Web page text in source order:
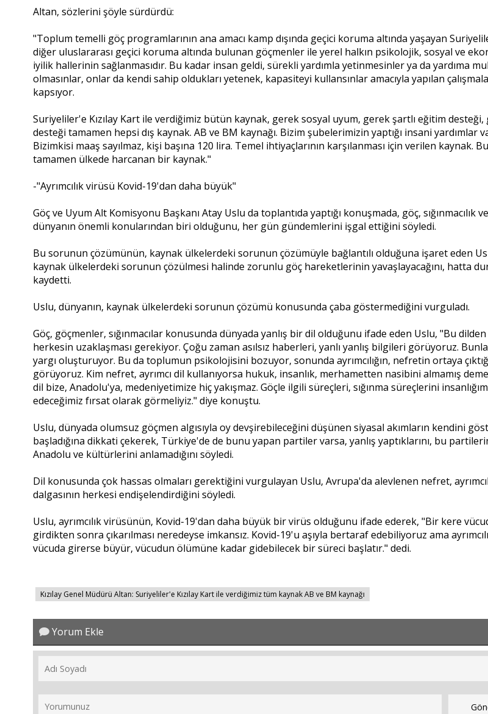
Altan, sözlerini şöyle sürdürdü:
"Toplum temelli göç programlarının ana amacı kamp dışında geçici koruma altında yaşayan
diğer uluslararası geçici koruma altında bulunan göçmenler ile yerel halkın psikolojik, sosyal ve
iyilik hallerinin sağlanmasıdır. Bu kadar insan geldi, sürekli yardımla yetinmesinler ya da yardıma
olmasınlar, onlar da kendi sahip oldukları yetenek, kapasiteyi kullansınlar amacıyla yapılan
kapsıyor.
Suriyeliler'e Kızılay Kart ile verdiğimiz bütün kaynak, gerek sosyal uyum, gerek şartlı eğitim desteği,
desteği tamamen hepsi dış kaynak. AB ve BM kaynağı. Bizim şubelerimizin yaptığı insani yardımlar
Bizimkisi maaş sayılmaz, kişi başına 120 lira. Temel ihtiyaçlarının karşılanması için verilen kaynak.
tamamen ülkede harcanan bir kaynak."
-"Ayrımcılık virüsü Kovid-19'dan daha büyük"
Göç ve Uyum Alt Komisyonu Başkanı Atay Uslu da toplantıda yaptığı konuşmada, göç, sığınmacılık
dünyanın önemli konularından biri olduğunu, her gün gündemlerini işgal ettiğini söyledi.
Bu sorunun çözümünün, kaynak ülkelerdeki sorunun çözümüyle bağlantılı olduğuna işaret eden
kaynak ülkelerdeki sorunun çözülmesi halinde zorunlu göç hareketlerinin yavaşlayacağını, hatta
kaydetti.
Uslu, dünyanın, kaynak ülkelerdeki sorunun çözümü konusunda çaba göstermediğini vurguladı.
Göç, göçmenler, sığınmacılar konusunda dünyada yanlış bir dil olduğunu ifade eden Uslu, "Bu dilden
herkesin uzaklaşması gerekiyor. Çoğu zaman asılsız haberleri, yanlı yanlış bilgileri görüyoruz.
yargı oluşturuyor. Bu da toplumun psikolojisini bozuyor, sonunda ayrımcılığın, nefretin ortaya
görüyoruz. Kim nefret, ayrımcı dil kullanıyorsa hukuk, insanlık, merhametten nasibini almamış
dil bize, Anadolu'ya, medeniyetimize hiç yakışmaz. Göçle ilgili süreçleri, sığınma süreçlerini
edeceğimiz fırsat olarak görmeliyiz." diye konuştu.
Uslu, dünyada olumsuz göçmen algısıyla oy devşirebileceğini düşünen siyasal akımların kendini
başladığına dikkati çekerek, Türkiye'de de bunu yapan partiler varsa, yanlış yaptıklarını, bu
Anadolu ve kültürlerini anlamadığını söyledi.
Dil konusunda çok hassas olmaları gerektiğini vurgulayan Uslu, Avrupa'da alevlenen nefret,
dalgasının herkesi endişelendirdiğini söyledi.
Uslu, ayrımcılık virüsünün, Kovid-19'dan daha büyük bir virüs olduğunu ifade ederek, "Bir kere
girdikten sonra çıkarılması neredeyse imkansız. Kovid-19'u aşıyla bertaraf edebiliyoruz ama
vücuda girerse büyür, vücudun ölümüne kadar gidebilecek bir süreci başlatır." dedi.
Kızılay Genel Müdürü Altan: Suriyeliler'e Kızılay Kart ile verdiğimiz tüm kaynak AB ve BM kaynağı
Yorum Ekle